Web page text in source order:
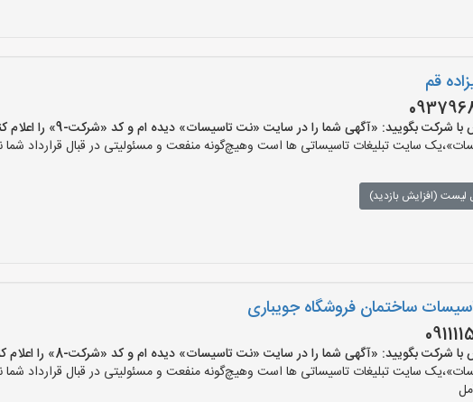
قم
شرکت بگویید: «آگهی شما را در سایت «نت تاسیسات» دیده ام و کد «شرکت-9» را اعلام کنید»
سایت تبلیغات تاسیساتی ها است وهیچ‌گونه منفعت و مسئولیتی در قبال قرارداد شما
لیست (افزایش بازدید)
ساختمان فروشگاه جویباری
شرکت بگویید: «آگهی شما را در سایت «نت تاسیسات» دیده ام و کد «شرکت-8» را اعلام کنید»
سایت تبلیغات تاسیساتی ها است وهیچ‌گونه منفعت و مسئولیتی در قبال قرارداد شما